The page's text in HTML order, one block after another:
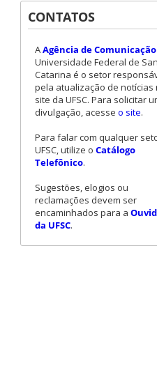
CONTATOS
AAgência de Comunicação
Universidade Federal de
Catarina é o setor
pela atualização de notícias
site da UFSC. Para solicitar
divulgação, acesse o site.
Para falar com qualquer
UFSC, utilize o Catálogo
Telefônico.
Sugestões, elogios ou
reclamações devem ser
encaminhados para a
da UFSC.